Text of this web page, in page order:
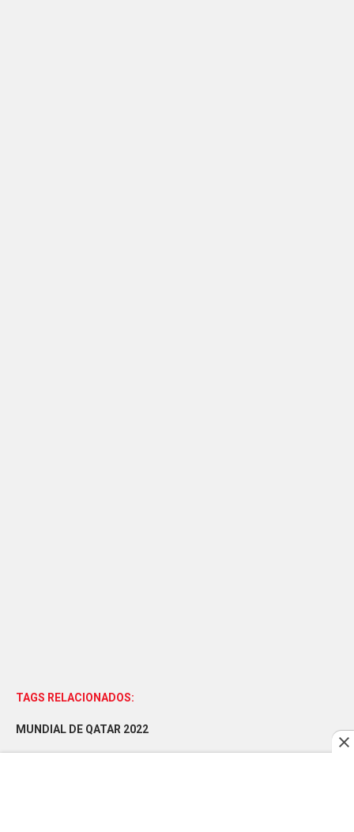
TAGS RELACIONADOS:
MUNDIAL DE QATAR 2022